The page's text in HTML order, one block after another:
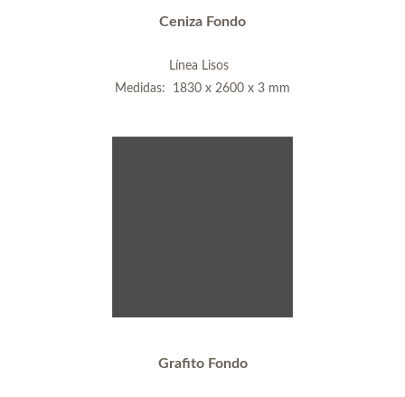
Ceniza Fondo
Línea Lisos
Medidas: 1830 x 2600 x 3 mm
Grafito Fondo